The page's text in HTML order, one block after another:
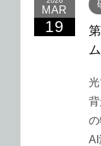
MAR
19
AI